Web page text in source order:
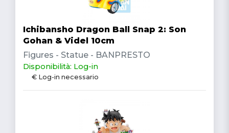
Ichibansho Dragon Ball Snap 2: Son
Gohan & Videl 10cm
Figures - Statue - BANPRESTO
Disponibilità: Log-in
€ Log-in necessario